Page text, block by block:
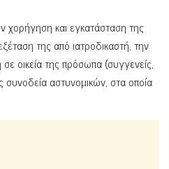
χορήγηση και εγκατάσταση της
της από ιατροδικαστή, την
οικεία της πρόσωπα (συγγενείς,
συνοδεία αστυνομικών, στα οποία